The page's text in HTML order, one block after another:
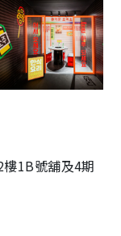
1B號舖及4期